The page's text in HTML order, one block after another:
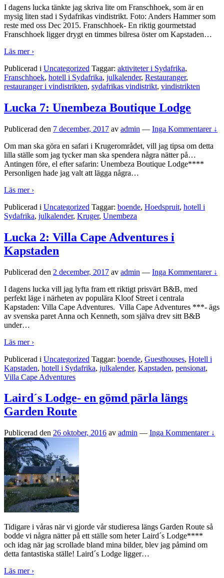
I dagens lucka tänkte jag skriva lite om Franschhoek, som är en
mysig liten stad i Sydafrikas vindistrikt. Foto: Anders Hammer som
reste med oss Dec 2015. Franschhoek- En riktig gourmetstad
Franschhoek ligger drygt en timmes bilresa öster om Kapstaden…
Läs mer ›
Publicerad i Uncategorized Taggar: aktiviteter i Sydafrika,
Franschhoek, hotell i Sydafrika, julkalender, Restauranger,
restauranger i vindistrikten, sydafrikas vindistrikt, vindistrikten
Lucka 7: Unembeza Boutique Lodge
Publicerad den 7 december, 2017 av admin — Inga Kommentarer ↓
Om man ska göra en safari i Krugerområdet, vill jag tipsa om detta
lilla ställe som jag tycker man ska spendera några nätter på…
Antingen före, el efter safarin: Unembeza Boutique Lodge****
Personligen hade jag valt att lägga några…
Läs mer ›
Publicerad i Uncategorized Taggar: boende, Hoedspruit, hotell i
Sydafrika, julkalender, Kruger, Unembeza
Lucka 2: Villa Cape Adventures i
Kapstaden
Publicerad den 2 december, 2017 av admin — Inga Kommentarer ↓
I dagens lucka vill jag lyfta fram ett riktigt prisvärt B&B, med
perfekt läge i närheten av populära Kloof Street i centrala
Kapstaden: Villa Cape Adventures. Villa Cape Adventures ***- ägs
av svenska paret Anna och Kenneth, som själva drev sitt B&B
under…
Läs mer ›
Publicerad i Uncategorized Taggar: boende, Guesthouses, Hotell i
Kapstaden, hotell i Sydafrika, julkalender, Kapstaden, pensionat,
Villa Cape Adventures
Laird´s Lodge- en gömd pärla längs
Garden Route
Publicerad den 26 oktober, 2016 av admin — Inga Kommentarer ↓
Tidigare i våras när vi gjorde vår studieresa längs Garden Route så
bodde vi några nätter på ett ställe som heter Laird´s Lodge****
och idag när jag scrollade bland mina bilder, blev jag påmind om
detta fantastiska ställe! Laird´s Lodge ligger…
Läs mer ›